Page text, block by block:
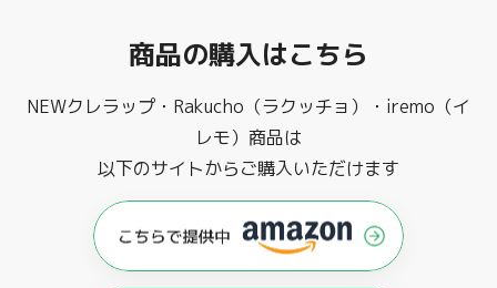
商品の購入はこちら
NEWクレラップ・Rakucho（ラクッチョ）・iremo（イ
レモ）商品は
以下のサイトからご購入いただけます